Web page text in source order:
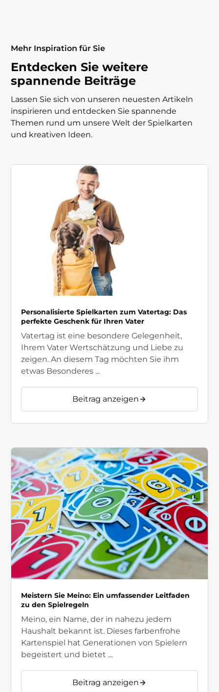
Mehr Inspiration für Sie
Entdecken Sie weitere
spannende Beiträge
Lassen Sie sich von unseren neuesten Artikeln
inspirieren und entdecken Sie spannende
Themen rund um unsere Welt der Spielkarten
und kreativen Ideen.
Personalisierte Spielkarten zum Vatertag: Das
perfekte Geschenk für Ihren Vater
Vatertag ist eine besondere Gelegenheit,
Ihrem Vater Wertschätzung und Liebe zu
zeigen. An diesem Tag möchten Sie ihm
etwas Besonderes ...
Beitrag anzeigen
Meistern Sie Meino: Ein umfassender Leitfaden
zu den Spielregeln
Meino, ein Name, der in nahezu jedem
Haushalt bekannt ist. Dieses farbenfrohe
Kartenspiel hat Generationen von Spielern
begeistert und bietet ...
Beitrag anzeigen